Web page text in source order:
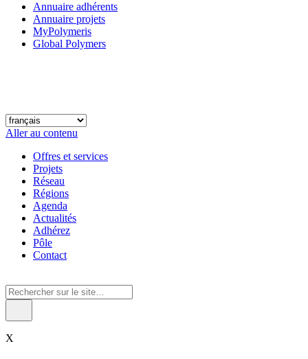
Annuaire adhérents
Annuaire projets
MyPolymeris
Global Polymers
Aller au contenu
Offres et services
Projets
Réseau
Régions
Agenda
Actualités
Adhérez
Pôle
Contact
X